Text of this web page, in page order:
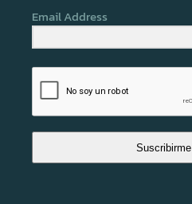
Email Address
Suscribirme